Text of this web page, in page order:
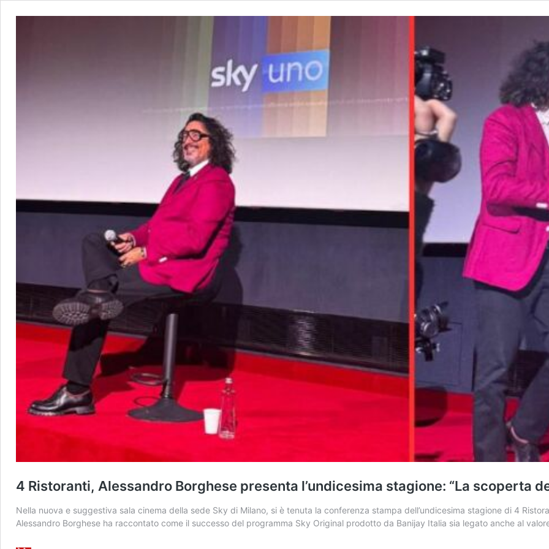
4 Ristoranti, Alessandro Borghese presenta l’undicesima stagione: “La scoperta
Nella nuova e suggestiva sala cinema della sede Sky di Milano, si è tenuta la conferenza stampa dell’undicesima stagione di 4
Alessandro Borghese ha raccontato come il successo del programma Sky Original prodotto da Banijay Italia sia legato anche al